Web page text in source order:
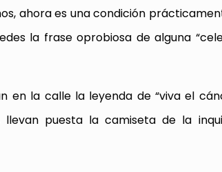
ahora es una condición
la frase oprobiosa de alguna
en la calle la leyenda de “viva el
puesta la camiseta de la